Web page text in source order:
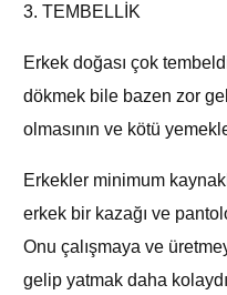
3. TEMBELLİK
Erkek doğası çok
dökmek bile bazen zor
olmasının ve kötü
Erkekler minimum
erkek bir kazağı ve
Onu çalışmaya ve
gelip yatmak daha